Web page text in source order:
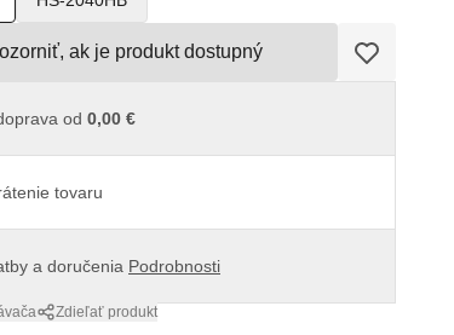
ak je produkt dostupný
od 0,00 €
tovaru
a doručenia Podrobnosti
Zdieľať produkt